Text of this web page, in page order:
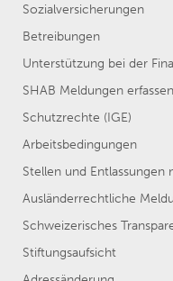
Sozialversicherungen
Betreibungen
Unterstützung bei der
SHAB Meldungen erfassen
Schutzrechte (IGE)
Arbeitsbedingungen
Stellen und Entlassungen
Ausländerrechtliche
Schweizerisches
Stiftungsaufsicht